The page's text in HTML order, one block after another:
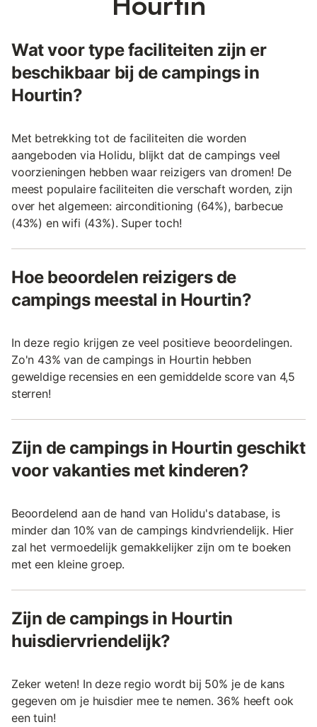
Wat voor type faciliteiten zijn er
beschikbaar bij de campings in
Hourtin?
Met betrekking tot de faciliteiten die worden
aangeboden via Holidu, blijkt dat de campings veel
voorzieningen hebben waar reizigers van dromen! De
meest populaire faciliteiten die verschaft worden, zijn
over het algemeen: airconditioning (64%), barbecue
(43%) en wifi (43%). Super toch!
Hoe beoordelen reizigers de
campings meestal in Hourtin?
In deze regio krijgen ze veel positieve beoordelingen.
Zo'n 43% van de campings in Hourtin hebben
geweldige recensies en een gemiddelde score van 4,5
sterren!
Zijn de campings in Hourtin geschikt
voor vakanties met kinderen?
Beoordelend aan de hand van Holidu's database, is
minder dan 10% van de campings kindvriendelijk. Hier
zal het vermoedelijk gemakkelijker zijn om te boeken
met een kleine groep.
Zijn de campings in Hourtin
huisdiervriendelijk?
Zeker weten! In deze regio wordt bij 50% je de kans
gegeven om je huisdier mee te nemen. 36% heeft ook
een tuin!